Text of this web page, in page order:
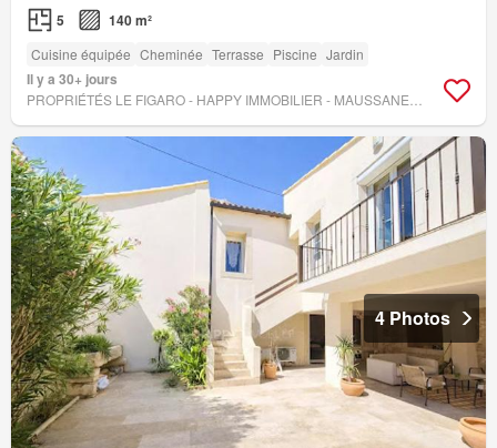
5 140 m²
Cuisine équipée Cheminée Terrasse Piscine Jardin
Il y a 30+ jours
4 Photos